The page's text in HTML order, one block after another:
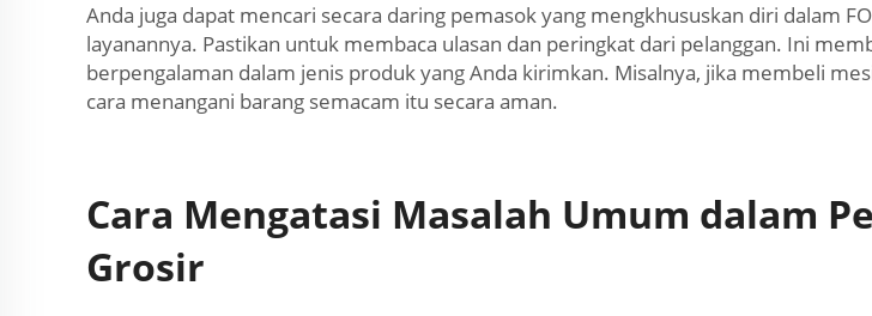
Anda juga dapat mencari secara daring pemasok yang mengkhususkan diri dalam
layanannya. Pastikan untuk membaca ulasan dan peringkat dari pelanggan. Ini
berpengalaman dalam jenis produk yang Anda kirimkan. Misalnya, jika membeli
cara menangani barang semacam itu secara aman.
Cara Mengatasi Masalah Umum dalam
Grosir